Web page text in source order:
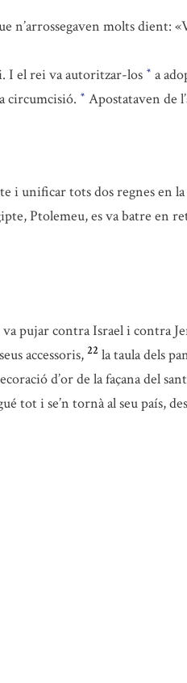
n’arrossegaven molts dient:
I el rei va autoritzar-los * a
circumcisió. * Apostataven de
i unificar tots dos regnes en la
Ptolemeu, es va batre en
pujar contra Israel i contra
accessoris, 22 la taula dels
d’or de la façana del
tot i se’n tornà al seu país,